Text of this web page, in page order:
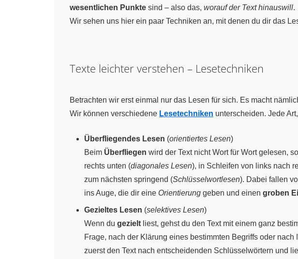
wesentlichen Punkte sind – also das, worauf der Text hinauswill.
Wir sehen uns hier ein paar Techniken an, mit denen du dir das
Texte leichter verstehen – Lesetechniken
Betrachten wir erst einmal nur das Lesen für sich. Es macht
Wir können verschiedene Lesetechniken unterscheiden. Jede
Überfliegendes Lesen (orientiertes Lesen)
Beim Überfliegen wird der Text nicht Wort für Wort gelesen,
rechts unten (diagonales Lesen), in Schleifen von links nach
zum nächsten springend (Schlüsselwortlesen). Dabei fallen
ins Auge, die dir eine Orientierung geben und einen groben
Gezieltes Lesen (selektives Lesen)
Wenn du gezielt liest, gehst du den Text mit einem ganz
Frage, nach der Klärung eines bestimmten Begriffs oder
zuerst den Text nach entscheidenden Schlüsselwörtern und